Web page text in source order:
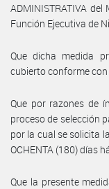
ADMINISTRATIVA del
Función Ejecutiva de
Que dicha medida
cubierto conforme con
Que por razones de
proceso de selección
por la cual se solicita
OCHENTA (180) días
Que la presente